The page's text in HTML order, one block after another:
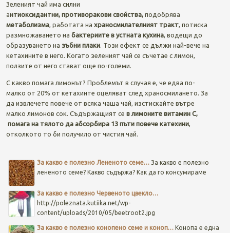
Зеленият чай има силни
антиоксидантни, противоракови свойства,подобрява
метаболизма, работата на храносмилателният тракт, потиска
размножаването на бактериите в устната кухина, водещи до
образуването на зъбни плаки. Този ефект се дължи най-вече на
кетахините в него. Когато зеленият чай се съчетае с лимон,
ползите от него стават още по-големи.
С какво помага лимонът? Проблемът в случая е, че едва по-
малко от 20% от кетахинте оцеляват след храносмилането. За
да извлечете повече от всяка чаша чай, изстискайте вътре
малко лимонов сок. Съдържащият се в лимоните витамин С,
помага на тялото да абсорбира 13 пъти повече катехини,
отколкото то би получило от чистия чай.
За какво е полезно Лененото семе…За какво е полезно
лененото семе? Какво съдържа? Как да го консумираме
За какво е полезно Червеното цвекло…
http://poleznata.kutiika.net/wp-
content/uploads/2010/05/beetroot2.jpg
За какво е полезно конопено семе и коноп… Конопа е една